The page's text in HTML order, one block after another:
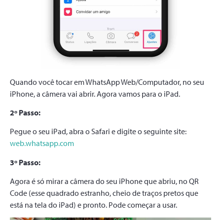
Quando você tocar em WhatsApp Web/Computador, no seu
iPhone, a câmera vai abrir. Agora vamos para o iPad.
2º Passo:
Pegue o seu iPad, abra o Safari e digite o seguinte site:
web.whatsapp.com
3º Passo:
Agora é só mirar a câmera do seu iPhone que abriu, no QR
Code (esse quadrado estranho, cheio de traços pretos que
está na tela do iPad) e pronto. Pode começar a usar.